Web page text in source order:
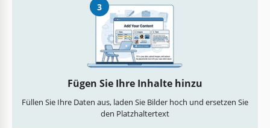
3
Fügen Sie Ihre Inhalte hinzu
Füllen Sie Ihre Daten aus, laden Sie Bilder hoch und ersetzen Sie
den Platzhaltertext